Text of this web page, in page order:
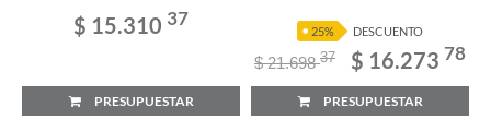
$ 15.310 37
PRESUPUESTAR
25% DESCUENTO
$ 21.69837 $ 16.273 78
PRESUPUESTAR